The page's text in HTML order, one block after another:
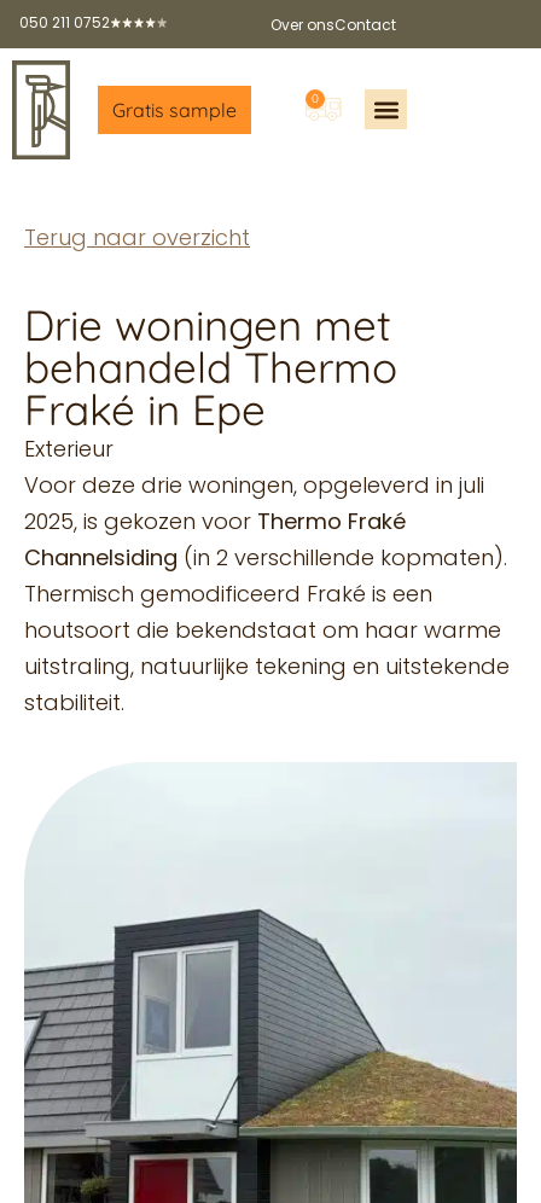
050 211 0752 Over onsContact
Gratis sample 0
Terug naar overzicht
Drie woningen met
behandeld Thermo
Fraké in Epe
Exterieur
Voor deze drie woningen, opgeleverd in juli
2025, is gekozen voor Thermo Fraké
Channelsiding (in 2 verschillende kopmaten).
Thermisch gemodificeerd Fraké is een
houtsoort die bekendstaat om haar warme
uitstraling, natuurlijke tekening en uitstekende
stabiliteit.